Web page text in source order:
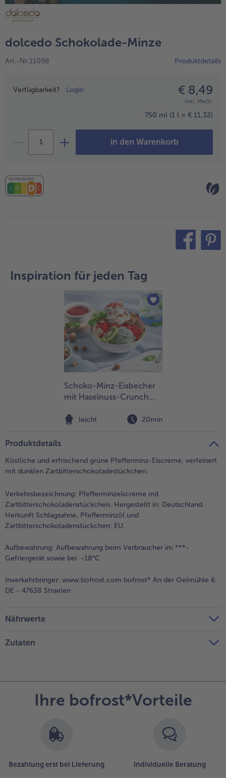
alle Brot & Gebäck
Wein & Spirituosen
dolcedo Schokolade-Minze
Art.-Nr.11098 Produktdetails
Preisangabe
Verfügbarkeit? Login € 8,49
inkl. MwSt.
750 ml (1 l = € 11,32)
in den Warenkorb
Inspiration für jeden Tag
Schoko-Minz-Eisbecher
mit Haselnuss-Crunch
leicht 20min
Produktdetails
Köstliche und erfrischend grüne Pfefferminz-Eiscreme, verfeinert
mit dunklen Zartbitterschokoladestückchen.
Verkehrsbezeichnung: Pfefferminzeiscreme mit
Zartbitterschokoladenstückchen. Hergestellt in: Deutschland.
Herkunft Schlagsahne, Pfefferminzöl und
Zartbitterschokoladenstückchen: EU.
Aufbewahrung: Aufbewahrung beim Verbraucher im ***-
Gefriergerät sowie bei -18°C
Inverkehrbringer: www.bofrost.com bofrost* An der Oelmühle 6
DE - 47638 Straelen
Nährwerte
Zutaten
Ihre bofrost*Vorteile
Bezahlung erst bei Lieferung Individuelle Beratung